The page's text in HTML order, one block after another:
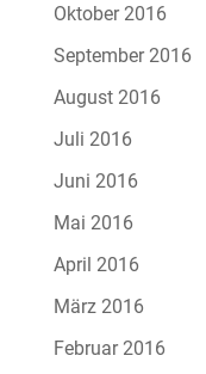
Oktober 2016
September 2016
August 2016
Juli 2016
Juni 2016
Mai 2016
April 2016
März 2016
Februar 2016